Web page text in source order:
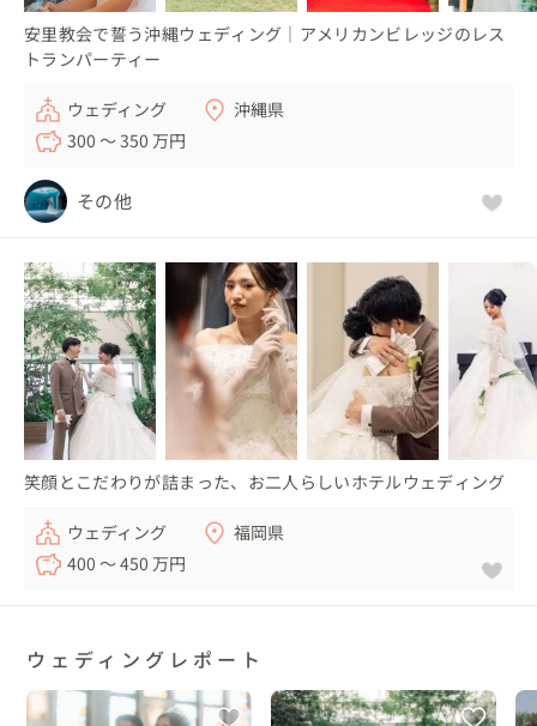
安里教会で誓う沖縄ウェディング｜アメリカンビレッジのレス
トランパーティー
ウェディング
沖縄県
300 〜 350 万円
その他
笑顔とこだわりが詰まった、お二人らしいホテルウェディング
ウェディング
福岡県
400 〜 450 万円
ウェディングレポート